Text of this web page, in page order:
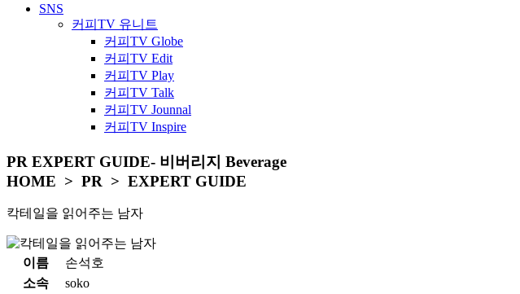
SNS
커피TV 유니트
커피TV Globe
커피TV Edit
커피TV Play
커피TV Talk
커피TV Jounnal
커피TV Inspire
PR EXPERT GUIDE- 비버리지 Beverage
HOME > PR > EXPERT GUIDE
칵테일을 읽어주는 남자
이름
손석호
소속
soko